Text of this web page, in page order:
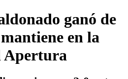
ganó de
en la
Apertura